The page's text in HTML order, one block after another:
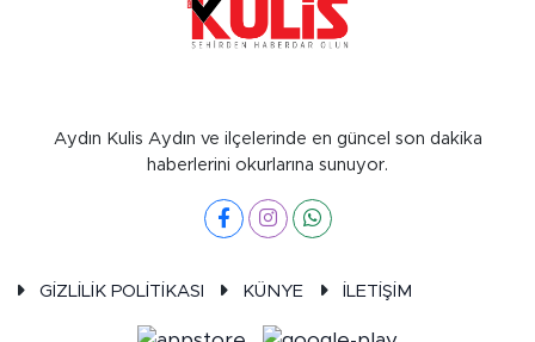
Aydın Kulis Aydın ve ilçelerinde en güncel son dakika
haberlerini okurlarına sunuyor.
GİZLİLİK POLİTİKASI KÜNYE İLETİŞİM